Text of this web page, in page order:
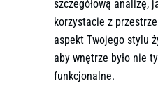
szczegółową analizę,
korzystacie z
aspekt Twojego stylu
aby wnętrze było nie
funkcjonalne.